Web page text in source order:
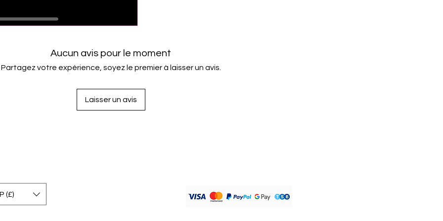
Aucun avis pour le moment
Partagez votre expérience, soyez le premier à laisser un avis.
Laisser un avis
(£)